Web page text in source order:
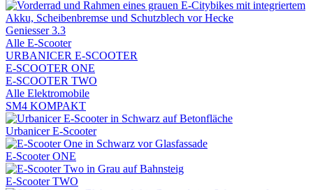
Geniesser 3.3
Alle E-Scooter
URBANICER E-SCOOTER
E-SCOOTER ONE
E-SCOOTER TWO
Alle Elektromobile
SM4 KOMPAKT
Urbanicer E-Scooter
E-Scooter ONE
E-Scooter TWO